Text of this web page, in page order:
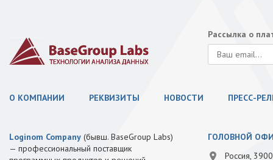
Рассылка о
О КОМПАНИИ РЕКВИЗИТЫ НОВОСТИ ПРЕСС-
Loginom Company (бывш. BaseGroup Labs)
— профессиональный поставщик
ГОЛОВНОЙ
Россия,